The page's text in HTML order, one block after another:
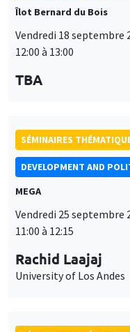
Îlot Bernard du Bois
Vendredi 18 septembre
12:00 à 13:00
TBA
SÉMINAIRES
DEVELOPMENT AND
MEGA
Vendredi 25 septembre
11:00 à 12:15
Rachid Laajaj
University of Los Andes